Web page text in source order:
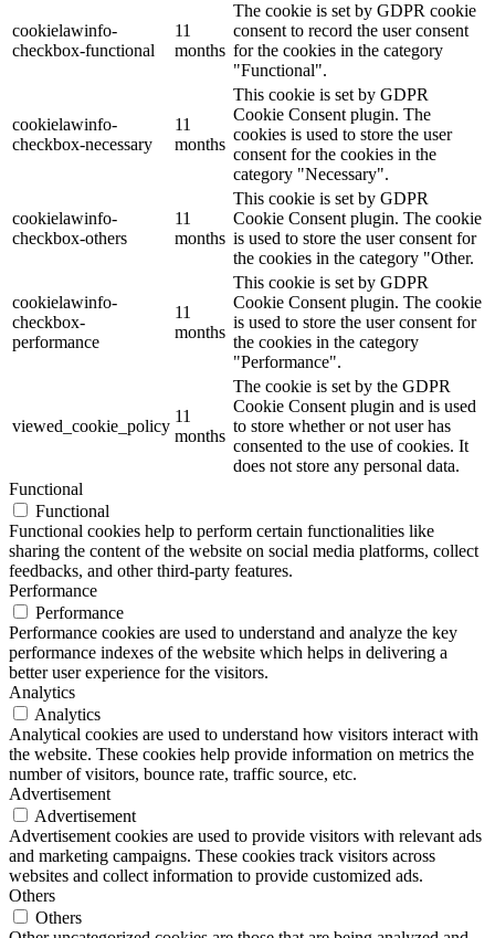
cookielawinfo-
checkbox-functional
11
months
The cookie is set by GDPR cookie
consent to record the user consent
for the cookies in the category
"Functional".
cookielawinfo-
checkbox-necessary
11
months
This cookie is set by GDPR
Cookie Consent plugin. The
cookies is used to store the user
consent for the cookies in the
category "Necessary".
cookielawinfo-
checkbox-others
11
months
This cookie is set by GDPR
Cookie Consent plugin. The cookie
is used to store the user consent for
the cookies in the category "Other.
cookielawinfo-
checkbox-
performance
11
months
This cookie is set by GDPR
Cookie Consent plugin. The cookie
is used to store the user consent for
the cookies in the category
"Performance".
viewed_cookie_policy
11
months
The cookie is set by the GDPR
Cookie Consent plugin and is used
to store whether or not user has
consented to the use of cookies. It
does not store any personal data.
Functional
Functional
Functional cookies help to perform certain functionalities like
sharing the content of the website on social media platforms, collect
feedbacks, and other third-party features.
Performance
Performance
Performance cookies are used to understand and analyze the key
performance indexes of the website which helps in delivering a
better user experience for the visitors.
Analytics
Analytics
Analytical cookies are used to understand how visitors interact with
the website. These cookies help provide information on metrics the
number of visitors, bounce rate, traffic source, etc.
Advertisement
Advertisement
Advertisement cookies are used to provide visitors with relevant ads
and marketing campaigns. These cookies track visitors across
websites and collect information to provide customized ads.
Others
Others